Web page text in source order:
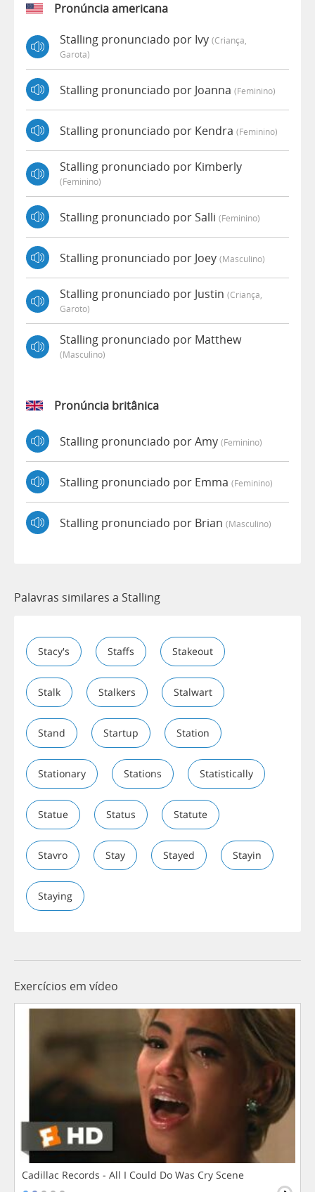
Pronúncia americana
Stalling pronunciado por Ivy (criança,
Garota)
Stalling pronunciado por Joanna (feminino)
Stalling pronunciado por Kendra (feminino)
Stalling pronunciado por Kimberly
(feminino)
Stalling pronunciado por Salli (feminino)
Stalling pronunciado por Joey (masculino)
Stalling pronunciado por Justin (criança,
Garoto)
Stalling pronunciado por Matthew
(masculino)
Pronúncia britânica
Stalling pronunciado por Amy (feminino)
Stalling pronunciado por Emma (feminino)
Stalling pronunciado por Brian (masculino)
Palavras similares a Stalling
Stacy's Staffs Stakeout
Stalk Stalkers Stalwart
Stand Startup Station
Stationary Stations Statistically
Statue Status Statute
Stavro Stay Stayed Stayin
Staying
Exercícios em vídeo
Cadillac Records - All I Could Do Was Cry Scene